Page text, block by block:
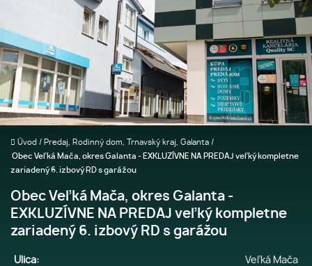
Úvod / Predaj, Rodinný dom, Trnavský kraj, Galanta /
Obec Veľká Mača, okres Galanta - EXKLUZÍVNE NA PREDAJ veľký kompletne
zariadený 6. izbový RD s garážou
Obec Veľká Mača, okres Galanta -
EXKLUZÍVNE NA PREDAJ veľký kompletne
zariadený 6. izbový RD s garážou
Ulica:
Veľká Mača